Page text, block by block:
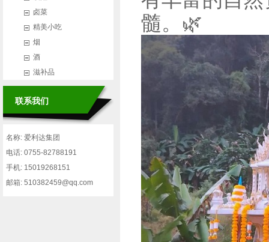
卤菜
精美小吃
烟
酒
滋补品
联系我们
名称: 爱利达集团
电话: 0755-82788191
手机: 15019268151
邮箱: 510382459@qq.com
髓。🌿